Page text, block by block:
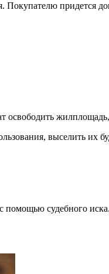
придется
жилплощадь,
выселить их
помощью судебного иска.